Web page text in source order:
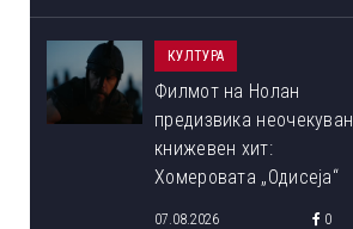
КУЛТУРА
Филмот на Нолан
предизвика неочекуван
книжевен хит:
Хомеровата „Одисеја“
07.08.2026 0